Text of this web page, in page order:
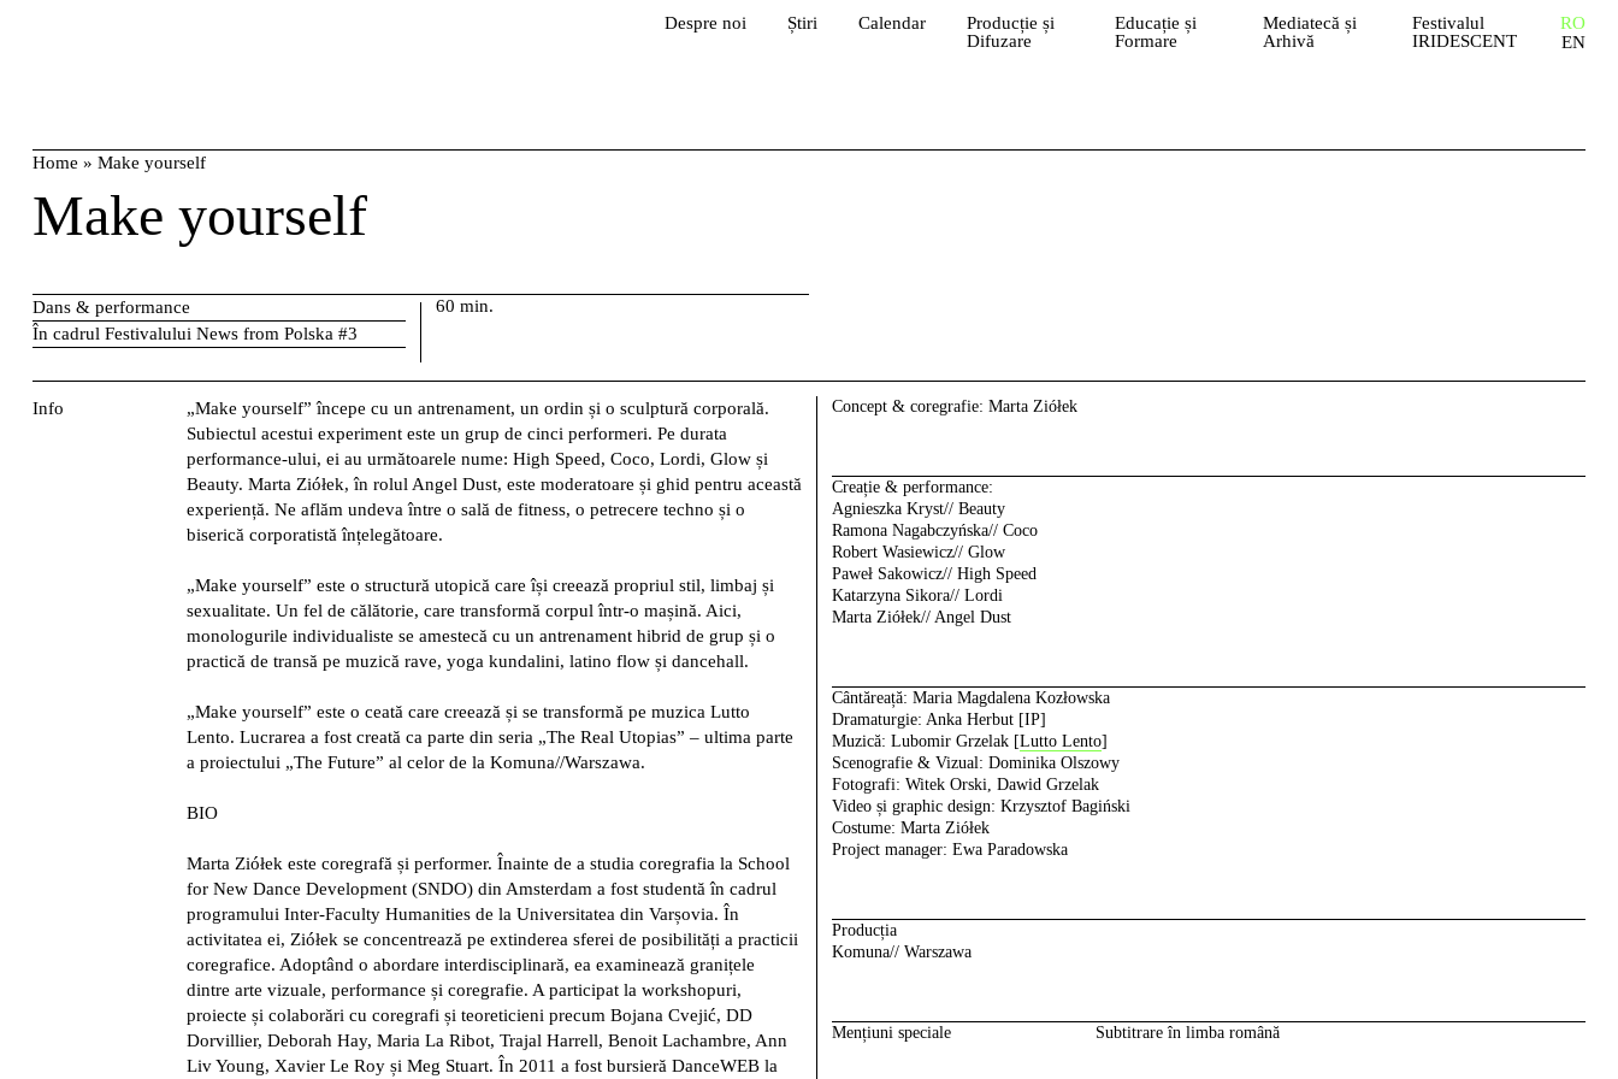
Despre noi Știri Calendar
Producție și
Difuzare
Educație și
Formare
Mediatecă și
Arhivă
Festivalul
IRIDESCENT
RO
EN
Home » Make yourself
Make yourself
Dans & performance
În cadrul Festivalului News from Polska #3
60 min.
Info
„Make yourself” începe cu un antrenament, un ordin și o sculptură corporală.
Subiectul acestui experiment este un grup de cinci performeri. Pe durata
performance-ului, ei au următoarele nume: High Speed, Coco, Lordi, Glow și
Beauty. Marta Ziółek, în rolul Angel Dust, este moderatoare și ghid pentru această
experiență. Ne aflăm undeva între o sală de fitness, o petrecere techno și o
biserică corporatistă înțelegătoare.
„Make yourself” este o structură utopică care își creează propriul stil, limbaj și
sexualitate. Un fel de călătorie, care transformă corpul într-o mașină. Aici,
monologurile individualiste se amestecă cu un antrenament hibrid de grup și o
practică de transă pe muzică rave, yoga kundalini, latino flow și dancehall.
„Make yourself” este o ceată care creează și se transformă pe muzica Lutto
Lento. Lucrarea a fost creată ca parte din seria „The Real Utopias” – ultima parte
a proiectului „The Future” al celor de la Komuna//Warszawa.
BIO
Marta Ziółek este coregrafă și performer. Înainte de a studia coregrafia la School
for New Dance Development (SNDO) din Amsterdam a fost studentă în cadrul
programului Inter-Faculty Humanities de la Universitatea din Varșovia. În
activitatea ei, Ziółek se concentrează pe extinderea sferei de posibilități a practicii
coregrafice. Adoptând o abordare interdisciplinară, ea examinează granițele
dintre arte vizuale, performance și coregrafie. A participat la workshopuri,
proiecte și colaborări cu coregrafi și teoreticieni precum Bojana Cvejić, DD
Dorvillier, Deborah Hay, Maria La Ribot, Trajal Harrell, Benoit Lachambre, Ann
Liv Young, Xavier Le Roy și Meg Stuart. În 2011 a fost bursieră DanceWEB la
Concept & coregrafie: Marta Ziółek
Creație & performance:
Agnieszka Kryst// Beauty
Ramona Nagabczyńska// Coco
Robert Wasiewicz// Glow
Paweł Sakowicz// High Speed
Katarzyna Sikora// Lordi
Marta Ziółek// Angel Dust
Cântăreață: Maria Magdalena Kozłowska
Dramaturgie: Anka Herbut [IP]
Muzică: Lubomir Grzelak [Lutto Lento]
Scenografie & Vizual: Dominika Olszowy
Fotografi: Witek Orski, Dawid Grzelak
Video și graphic design: Krzysztof Bagiński
Costume: Marta Ziółek
Project manager: Ewa Paradowska
Producția
Komuna// Warszawa
Mențiuni speciale Subtitrare în limba română